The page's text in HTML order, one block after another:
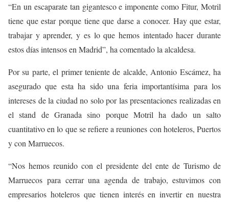
“En un escaparate tan gigantesco e imponente como Fitur, Motril
tiene que estar porque tiene que darse a conocer. Hay que estar,
trabajar y aprender, y es lo que hemos intentado hacer durante
estos días intensos en Madrid”, ha comentado la alcaldesa.
Por su parte, el primer teniente de alcalde, Antonio Escámez, ha
asegurado que esta ha sido una feria importantísima para los
intereses de la ciudad no solo por las presentaciones realizadas en
el stand de Granada sino porque Motril ha dado un salto
cuantitativo en lo que se refiere a reuniones con hoteleros, Puertos
y con Marruecos.
“Nos hemos reunido con el presidente del ente de Turismo de
Marruecos para cerrar una agenda de trabajo, estuvimos con
empresarios hoteleros que tienen interés en invertir en nuestra